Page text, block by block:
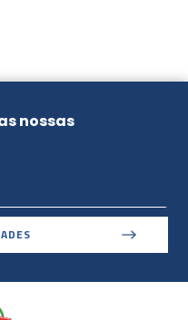
nossas